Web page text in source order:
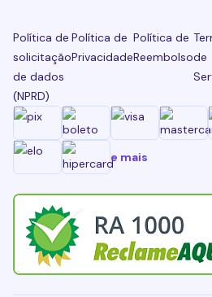
Política de
solicitação
de dados
(NPRD)
Política de
Privacidade
Política de
Reembolsode
e mais